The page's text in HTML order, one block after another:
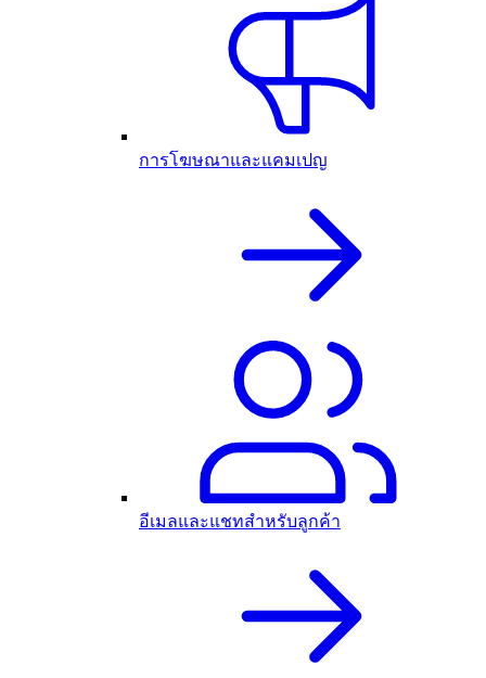
การโฆษณาและแคมเปญ
อีเมลและแชทสำหรับลูกค้า